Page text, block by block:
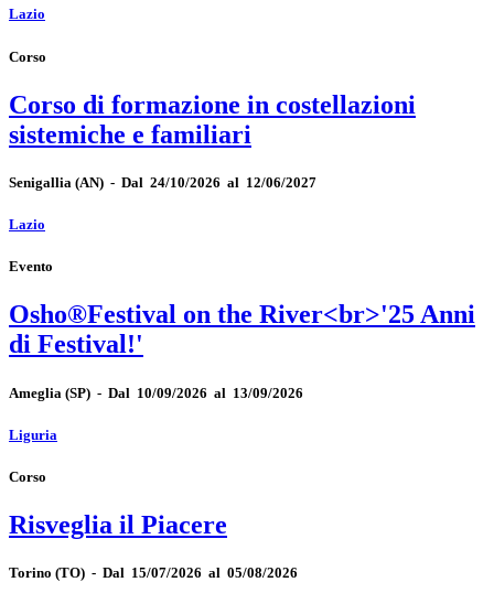
Lazio
Corso
Corso di formazione in costellazioni
sistemiche e familiari
Senigallia (AN) - Dal 24/10/2026 al 12/06/2027
Lazio
Evento
Osho®Festival on the River<br>'25 Anni
di Festival!'
Ameglia (SP) - Dal 10/09/2026 al 13/09/2026
Liguria
Corso
Risveglia il Piacere
Torino (TO) - Dal 15/07/2026 al 05/08/2026